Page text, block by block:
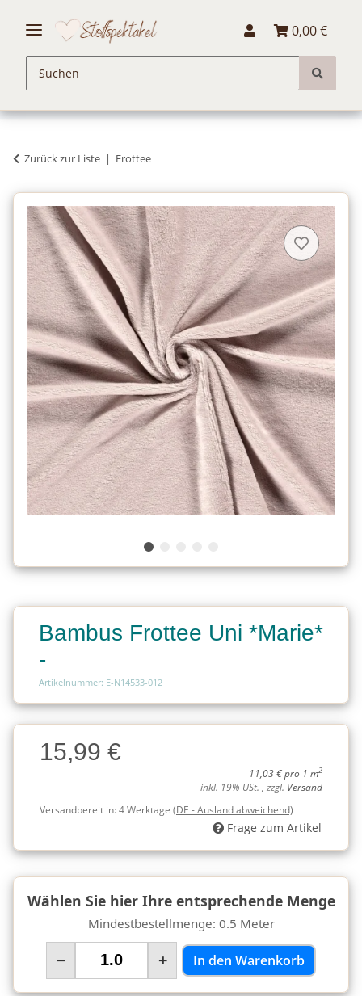
0,00 €
Zurück zur Liste Frottee
Bambus Frottee Uni *Marie*
-
Artikelnummer: E-N14533-012
Charge
Charge15,99 €
11,03 € pro 1 m2
inkl. 19% USt. , zzgl. Versand
Versandbereit in:4 Werktage (DE - Ausland abweichend)
Frage zum Artikel
Wählen Sie hier Ihre entsprechende Menge
Mindestbestellmenge: 0.5 Meter
− + In den Warenkorb